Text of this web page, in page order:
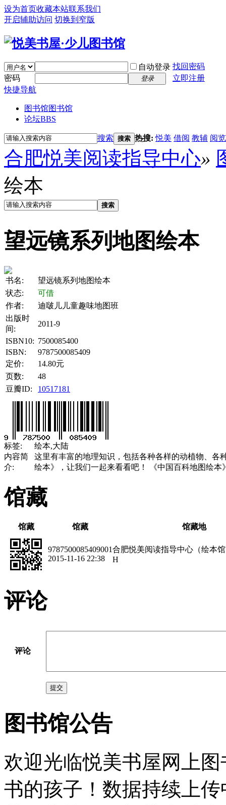
设为首页收藏本站联系我们
开启辅助访问 切换到窄版
自动登录 找回密码
密码
登录
立即注册
快捷导航
图书馆图书馆
论坛BBS
搜索 搜索 热搜:悦美 借阅 教辅 阅览
合肥悦美阅读指导中心»
绘本
搜索
望远镜系列地图绘本
书名:
望远镜系列地图绘本
状态:
可借
作者:
迪啵儿儿童趣味地图班
出版时
间:
2011-9
ISBN10: 7500085400
ISBN:
9787500085409
定价:
14.80元
页数:
48
豆瓣ID:
10517181
标签:
绘本,大陆
内容简
介:
这里有丰富的地理知识，包括各种各样的动植物、
绘本》，让我们一起来看看吧！ 《中国百科地图绘
馆藏
馆藏 馆藏 馆藏地
9787500085409001
2015-11-16 22:38
合肥悦美阅读指导中心（绘本
H
评论
评论
提交
图书馆公告
欢迎光临悦美书屋网上
书的孩子！数据持续上